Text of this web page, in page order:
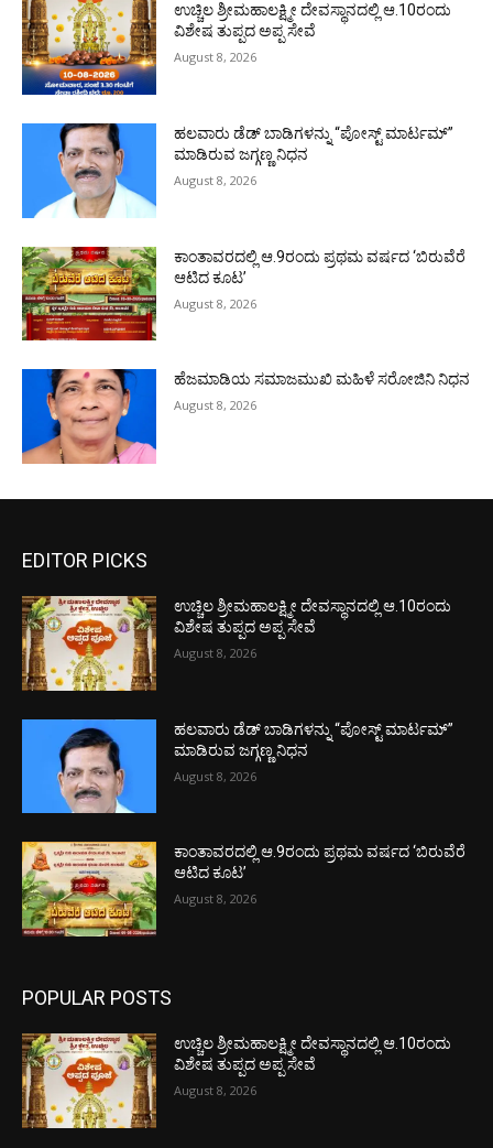
ಉಚ್ಚಿಲ ಶ್ರೀಮಹಾಲಕ್ಷ್ಮೀ ದೇವಸ್ಥಾನದಲ್ಲಿ ಆ.10ರಂದು
ವಿಶೇಷ ತುಪ್ಪದ ಅಪ್ಪ ಸೇವೆ
August 8, 2026
ಹಲವಾರು ಡೆಡ್ ಬಾಡಿಗಳನ್ನು “ಪೋಸ್ಟ್ ಮಾರ್ಟಮ್”
ಮಾಡಿರುವ ಜಗ್ಗಣ್ಣ ನಿಧನ
August 8, 2026
ಕಾಂತಾವರದಲ್ಲಿ ಆ.9ರಂದು ಪ್ರಥಮ ವರ್ಷದ ‘ಬಿರುವೆರೆ
ಆಟಿದ ಕೂಟ’
August 8, 2026
ಹೆಜಮಾಡಿಯ ಸಮಾಜಮುಖಿ ಮಹಿಳೆ ಸರೋಜಿನಿ ನಿಧನ
August 8, 2026
EDITOR PICKS
ಉಚ್ಚಿಲ ಶ್ರೀಮಹಾಲಕ್ಷ್ಮೀ ದೇವಸ್ಥಾನದಲ್ಲಿ ಆ.10ರಂದು
ವಿಶೇಷ ತುಪ್ಪದ ಅಪ್ಪ ಸೇವೆ
August 8, 2026
ಹಲವಾರು ಡೆಡ್ ಬಾಡಿಗಳನ್ನು “ಪೋಸ್ಟ್ ಮಾರ್ಟಮ್”
ಮಾಡಿರುವ ಜಗ್ಗಣ್ಣ ನಿಧನ
August 8, 2026
ಕಾಂತಾವರದಲ್ಲಿ ಆ.9ರಂದು ಪ್ರಥಮ ವರ್ಷದ ‘ಬಿರುವೆರೆ
ಆಟಿದ ಕೂಟ’
August 8, 2026
POPULAR POSTS
ಉಚ್ಚಿಲ ಶ್ರೀಮಹಾಲಕ್ಷ್ಮೀ ದೇವಸ್ಥಾನದಲ್ಲಿ ಆ.10ರಂದು
ವಿಶೇಷ ತುಪ್ಪದ ಅಪ್ಪ ಸೇವೆ
August 8, 2026